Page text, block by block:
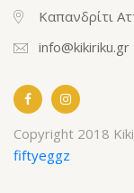
Καπανδρίτι
info@kikiriku.gr
Copyright 2018
fiftyeggz